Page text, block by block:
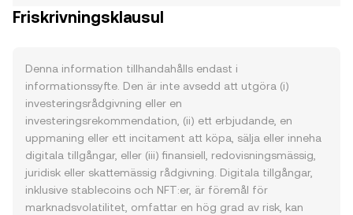
Friskrivningsklausul
Denna information tillhandahålls endast i
informationssyfte. Den är inte avsedd att utgöra (i)
investeringsrådgivning eller en
investeringsrekommendation, (ii) ett erbjudande, en
uppmaning eller ett incitament att köpa, sälja eller inneha
digitala tillgångar, eller (iii) finansiell, redovisningsmässig,
juridisk eller skattemässig rådgivning. Digitala tillgångar,
inklusive stablecoins och NFT:er, är föremål för
marknadsvolatilitet, omfattar en hög grad av risk, kan